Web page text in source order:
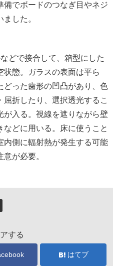
でボードのつなぎ目やネジ
した。
どで接合して、箱型にした
状態。ガラスの表面は平ら
どった歯形の凹凸があり、色
屈折したり、選択透光するこ
が入る。視線を遮りながら壁
どに用いる。床に使うこと
内側に輻射熱が発生する可能
が必要。
する
はてブ